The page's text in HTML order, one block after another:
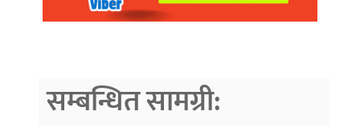
सम्बन्धित सामग्री: